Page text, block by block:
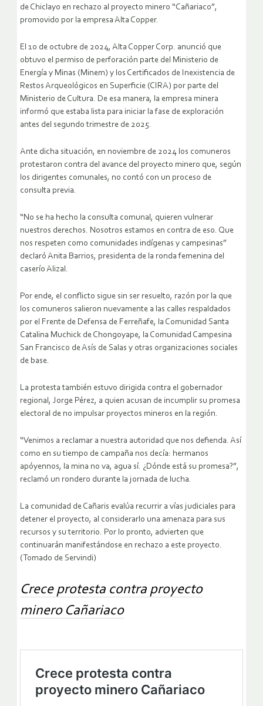
de Chiclayo en rechazo al proyecto minero “Cañariaco”,
promovido por la empresa Alta Copper.
El 10 de octubre de 2024, Alta Copper Corp. anunció que
obtuvo el permiso de perforación parte del Ministerio de
Energía y Minas (Minem) y los Certificados de Inexistencia de
Restos Arqueológicos en Superficie (CIRA) por parte del
Ministerio de Cultura. De esa manera, la empresa minera
informó que estaba lista para iniciar la fase de exploración
antes del segundo trimestre de 2025.
Ante dicha situación, en noviembre de 2024 los comuneros
protestaron contra del avance del proyecto minero que, según
los dirigentes comunales, no contó con un proceso de
consulta previa.
“No se ha hecho la consulta comunal, quieren vulnerar
nuestros derechos. Nosotros estamos en contra de eso. Que
nos respeten como comunidades indígenas y campesinas”
declaró Anita Barrios, presidenta de la ronda femenina del
caserío Alizal.
Por ende, el conflicto sigue sin ser resuelto, razón por la que
los comuneros salieron nuevamente a las calles respaldados
por el Frente de Defensa de Ferreñafe, la Comunidad Santa
Catalina Muchick de Chongoyape, la Comunidad Campesina
San Francisco de Asís de Salas y otras organizaciones sociales
de base.
La protesta también estuvo dirigida contra el gobernador
regional, Jorge Pérez, a quien acusan de incumplir su promesa
electoral de no impulsar proyectos mineros en la región.
“Venimos a reclamar a nuestra autoridad que nos defienda. Así
como en su tiempo de campaña nos decía: hermanos
apóyennos, la mina no va, agua sí. ¿Dónde está su promesa?”,
reclamó un rondero durante la jornada de lucha.
La comunidad de Cañaris evalúa recurrir a vías judiciales para
detener el proyecto, al considerarlo una amenaza para sus
recursos y su territorio. Por lo pronto, advierten que
continuarán manifestándose en rechazo a este proyecto.
(Tomado de Servindi)
Crece protesta contra proyecto
minero Cañariaco